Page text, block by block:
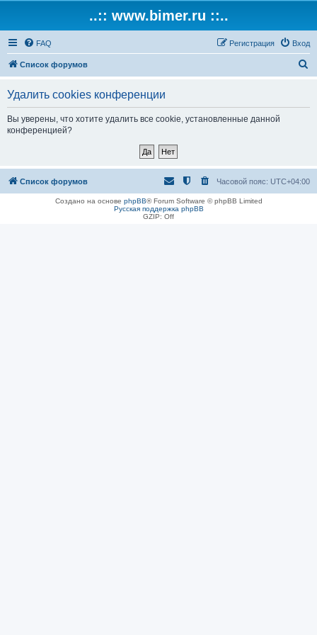
..:: www.bimer.ru ::..
FAQ Вход
Регистрация
Список форумов
Удалить cookies конференции
Вы уверены, что хотите удалить все cookie, установленные данной
конференцией?
Список форумов Часовой пояс: UTC+04:00
Создано на основе phpBB® Forum Software © phpBB Limited
Русская поддержка phpBB
GZIP: Off